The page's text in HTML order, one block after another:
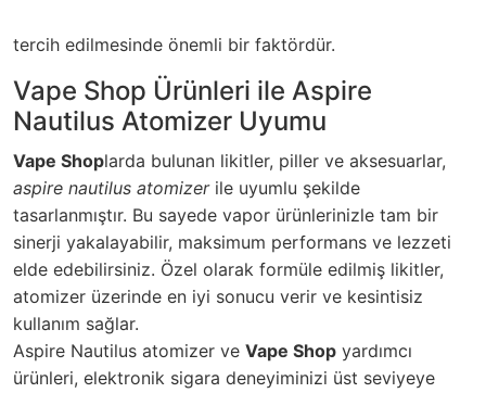
tercih edilmesinde önemli bir faktördür.
Vape Shop Ürünleri ile Aspire
Nautilus Atomizer Uyumu
Vape Shoplarda bulunan likitler, piller ve aksesuarlar,
aspire nautilus atomizerile uyumlu şekilde
tasarlanmıştır. Bu sayede vapor ürünlerinizle tam bir
sinerji yakalayabilir, maksimum performans ve lezzeti
elde edebilirsiniz. Özel olarak formüle edilmiş likitler,
atomizer üzerinde en iyi sonucu verir ve kesintisiz
kullanım sağlar.
Aspire Nautilus atomizer ve Vape Shop yardımcı
ürünleri, elektronik sigara deneyiminizi üst seviyeye